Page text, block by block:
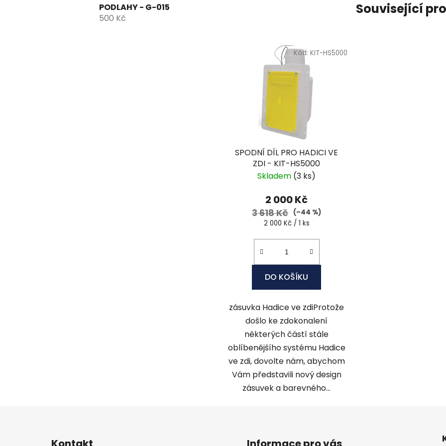
PODLAHY - G-015
500 Kč
Související
SPODNÍ DÍL PRO HADICI VE
ZDI - KIT-HS5000
Skladem (3 ks)
2 000 Kč
3 618 Kč (–44 %)
Měrná
2 000 Kč / 1 ks
DO KOŠÍKU
zásuvka Hadice ve zdiProtože
došlo ke zdokonalení
některých částí stále
oblíbenějšího systému Hadice
ve zdi, dovolte nám, abychom
Vám představili nový design
zásuvek a barevného...
Kód: KIT-HS5000